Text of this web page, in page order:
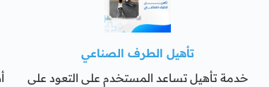
تأهيل الطرف الصناعي
خدمة تأهيل تساعد المستخدم على التعود على